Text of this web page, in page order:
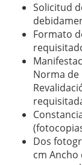
Solicitud
Formato
Norma de
Dos
cm Ancho